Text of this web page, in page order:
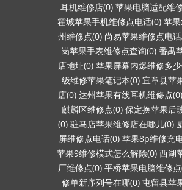
耳机维修店(0) 苹果电脑适配维
霍城苹果手机维修点电话(0) 苹
州维修点(0) 尚易苹果维修点电
岗苹果手表维修点查询(0) 番禺
店地址(0) 苹果屏幕内爆维修多
级维修苹果笔记本(0) 宜章县苹
店(0) 达州苹果有线耳机维修点(0)
麒麟区维修点(0) 保定换苹果后
(0) 驻马店苹果维修店在哪儿(0)
屏维修点电话(0) 苹果8p维修充
苹果9维修模式怎么解除(0) 西湖
厂维修点(0) 平桥苹果电脑维修
修单新序列号在哪(0) 屯留县苹